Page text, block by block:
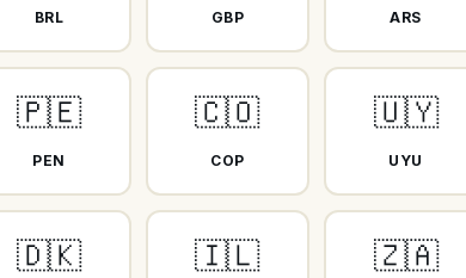
BRL GBP ARS
🇵🇪
PEN
🇨🇴
COP
🇺🇾
UYU
🇩🇰 🇮🇱 🇿🇦